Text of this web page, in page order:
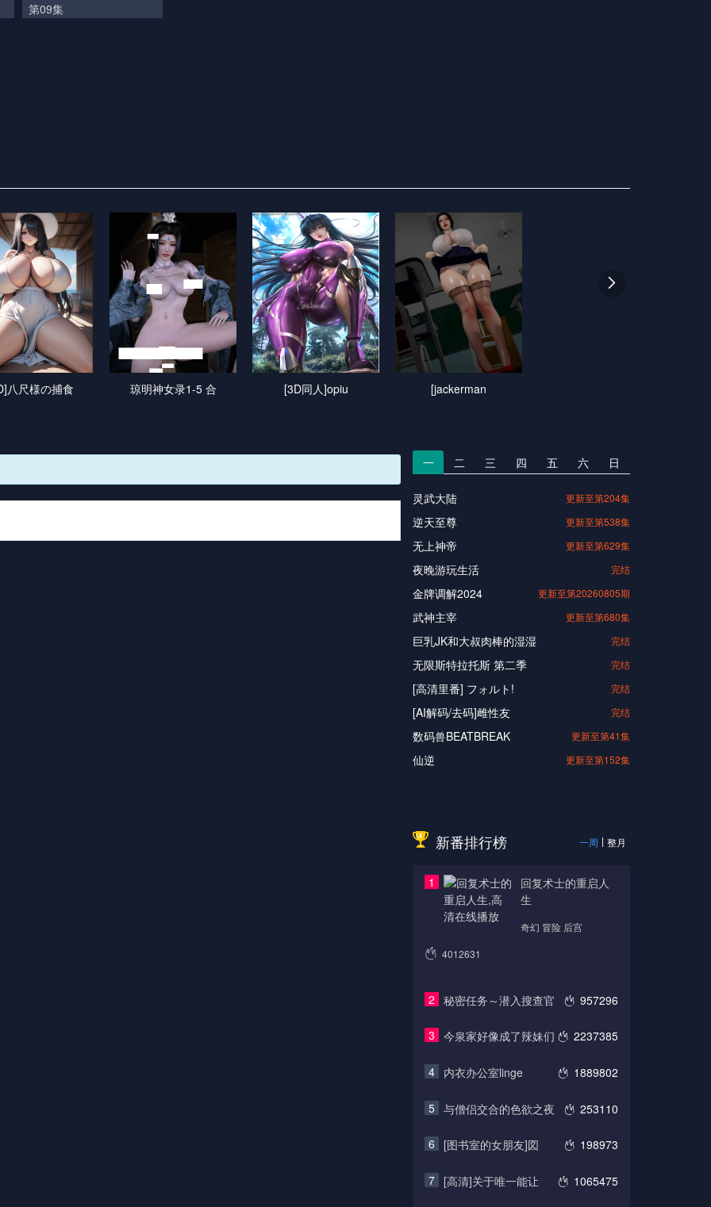
第09集
八尺様の捕食 琼明神女录1-5 合 [3D同人]opiu [jackerman

一 二 三 四 五 六 日
灵武大陆 更新至第204集
逆天至尊 更新至第538集
无上神帝 更新至第629集
夜晚游玩生活 完结
金牌调解2024 更新至第20260805期
武神主宰 更新至第680集
巨乳JK和大叔肉棒的湿湿 完结
无限斯特拉托斯 第二季 完结
[高清里番] フォルト! 完结
[AI解码/去码]雌性友 完结
数码兽BEATBREAK 更新至第41集
仙逆 更新至第152集
新番排行榜 一周 整月
1
回复术士的重启人
生
奇幻 冒险 后宫
4012631
2 957296
秘密任务～潜入搜查官
3 2237385
今泉家好像成了辣妹们
4 1889802
内衣办公室linge
5 253110
与僧侣交合的色欲之夜
6 198973
[图书室的女朋友]図
7 1065475
[高清]关于唯一能让